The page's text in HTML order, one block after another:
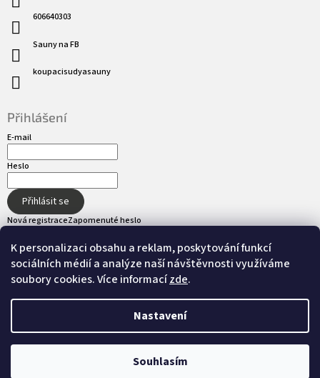
K personalizaci obsahu a reklam, poskytování funkcí
sociálních médií a analýze naší návštěvnosti využíváme
soubory cookies. Více informacízde.
Nastavení
Souhlasím
606640303
Sauny na FB
koupacisudyasauny
Přihlášení
E-mail
Heslo
Přihlásit se
Nová registraceZapomenuté heslo
Přijímáme online platby
Vytvořil Shoptet
Nastavil tým EshopyUmíme.czCopyright 2026